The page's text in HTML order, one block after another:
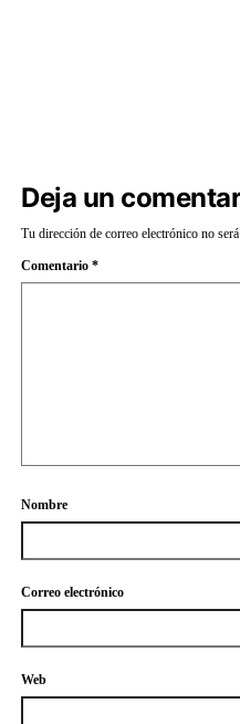
Deja un
Tu dirección de correo electrónico no será
Comentario *
Nombre
Correo electrónico
Web